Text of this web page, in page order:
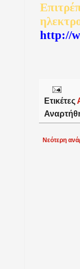
http://
Ετικέτες
Νεότερη